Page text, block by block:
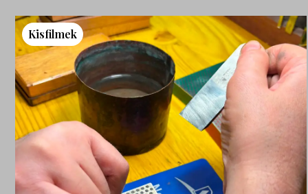
Kisfilmek